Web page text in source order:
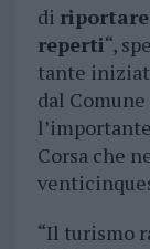
di riportare
reperti“,
tante
dal
Corsa che
“Il turismo